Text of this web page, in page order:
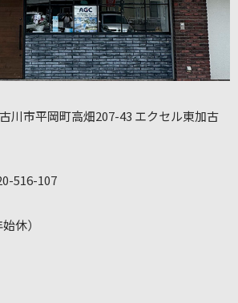
川市平岡町高畑207-43 エクセル東加古
516-107
休）